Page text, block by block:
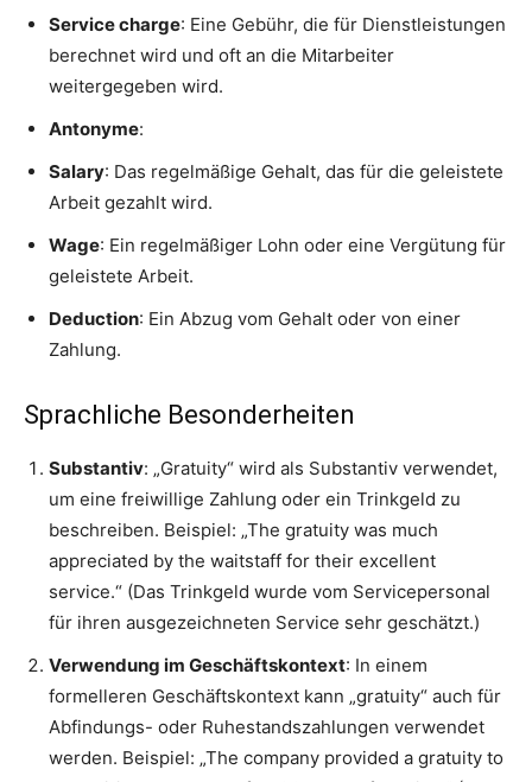
Service charge: Eine Gebühr, die für Dienstleistungen
berechnet wird und oft an die Mitarbeiter
weitergegeben wird.
Antonyme:
Salary: Das regelmäßige Gehalt, das für die geleistete
Arbeit gezahlt wird.
Wage: Ein regelmäßiger Lohn oder eine Vergütung für
geleistete Arbeit.
Deduction: Ein Abzug vom Gehalt oder von einer
Zahlung.
Sprachliche Besonderheiten
Substantiv: „Gratuity“ wird als Substantiv verwendet,
um eine freiwillige Zahlung oder ein Trinkgeld zu
beschreiben. Beispiel: „The gratuity was much
appreciated by the waitstaff for their excellent
service.“ (Das Trinkgeld wurde vom Servicepersonal
für ihren ausgezeichneten Service sehr geschätzt.)
Verwendung im Geschäftskontext: In einem
formelleren Geschäftskontext kann „gratuity“ auch für
Abfindungs- oder Ruhestandszahlungen verwendet
werden. Beispiel: „The company provided a gratuity to